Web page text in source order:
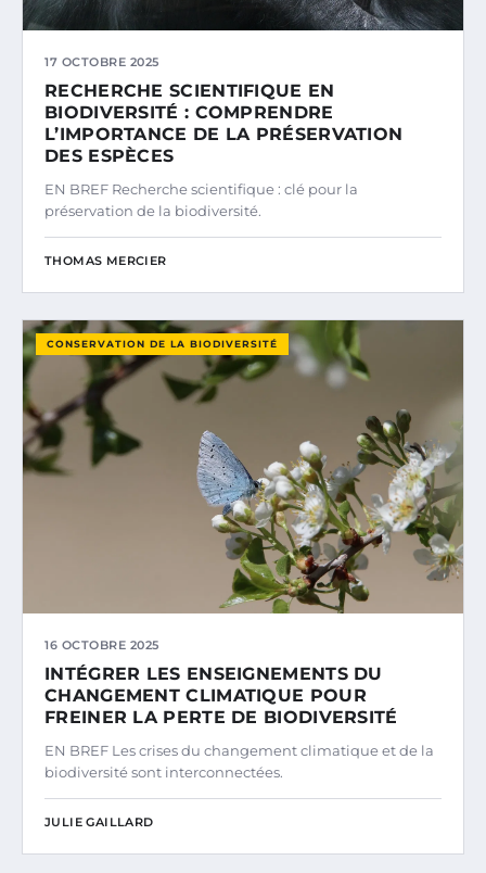
17 OCTOBRE 2025
RECHERCHE SCIENTIFIQUE EN
BIODIVERSITÉ : COMPRENDRE
L’IMPORTANCE DE LA PRÉSERVATION
DES ESPÈCES
EN BREF Recherche scientifique : clé pour la
préservation de la biodiversité.
THOMAS MERCIER
CONSERVATION DE LA BIODIVERSITÉ
16 OCTOBRE 2025
INTÉGRER LES ENSEIGNEMENTS DU
CHANGEMENT CLIMATIQUE POUR
FREINER LA PERTE DE BIODIVERSITÉ
EN BREF Les crises du changement climatique et de la
biodiversité sont interconnectées.
JULIE GAILLARD